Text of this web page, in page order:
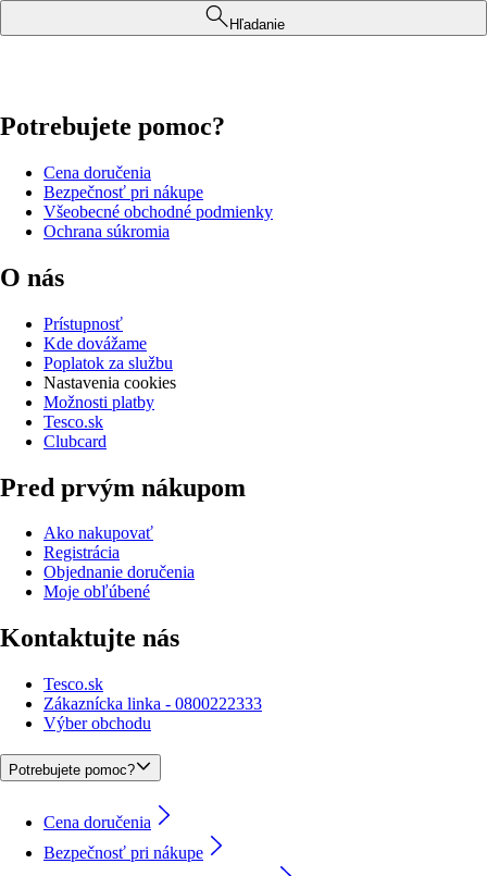
Hľadanie
Potrebujete pomoc?
Cena doručenia
Bezpečnosť pri nákupe
Všeobecné obchodné podmienky
Ochrana súkromia
O nás
Prístupnosť
Kde dovážame
Poplatok za službu
Nastavenia cookies
Možnosti platby
Tesco.sk
Clubcard
Pred prvým nákupom
Ako nakupovať
Registrácia
Objednanie doručenia
Moje obľúbené
Kontaktujte nás
Tesco.sk
Zákaznícka linka - 0800222333
Výber obchodu
Potrebujete pomoc?
Cena doručenia
Bezpečnosť pri nákupe